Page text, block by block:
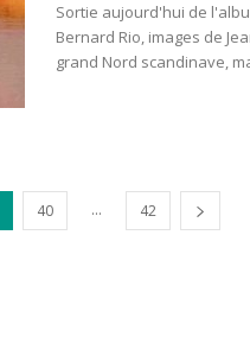
Sortie aujourd'hui de
Bernard Rio, images de
grand Nord scandinave,
40 ... 42